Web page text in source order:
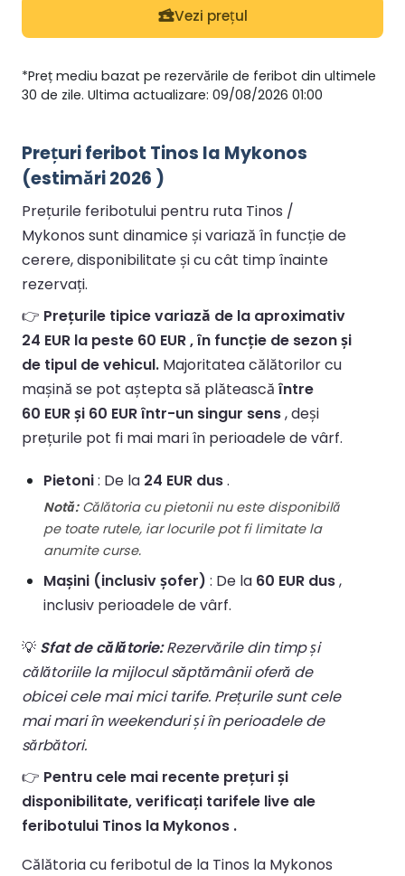
Vezi prețul
*Preț mediu bazat pe rezervările de feribot din ultimele
30 de zile. Ultima actualizare: 09/08/2026 01:00
Prețuri feribot Tinos la Mykonos
(estimări 2026 )
Prețurile feribotului pentru ruta Tinos /
Mykonos sunt dinamice și variază în funcție de
cerere, disponibilitate și cu cât timp înainte
rezervați.
👉 Prețurile tipice variază de la aproximativ
24 EUR la peste 60 EUR , în funcție de sezon și
de tipul de vehicul. Majoritatea călătorilor cu
mașină se pot aștepta să plătească între
60 EUR și 60 EUR într-un singur sens, deși
prețurile pot fi mai mari în perioadele de vârf.
Pietoni: De la 24 EUR dus.
Notă:Călătoria cu pietonii nu este disponibilă
pe toate rutele, iar locurile pot fi limitate la
anumite curse.
Mașini (inclusiv șofer) : De la 60 EUR dus,
inclusiv perioadele de vârf.
💡 Sfat de călătorie:Rezervările din timp și
călătoriile la mijlocul săptămânii oferă de
obicei cele mai mici tarife. Prețurile sunt cele
mai mari în weekenduri și în perioadele de
sărbători.
👉 Pentru cele mai recente prețuri și
disponibilitate, verificați tarifele live ale
feribotului Tinos la Mykonos .
Călătoria cu feribotul de la Tinos la Mykonos